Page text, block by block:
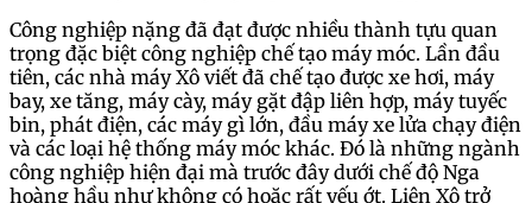
Công nghiệp nặng đã đạt được nhiều thành tựu quan
trọng đặc biệt công nghiệp chế tạo máy móc. Lần đầu
tiên, các nhà máy Xô viết đã chế tạo được xe hơi, máy
bay, xe tăng, máy cày, máy gặt đập liên hợp, máy tuyếc
bin, phát điện, các máy gì lớn, đầu máy xe lửa chạy điện
và các loại hệ thống máy móc khác. Đó là những ngành
công nghiệp hiện đại mà trước đây dưới chế độ Nga
hoàng hầu như không có hoặc rất yếu ớt. Liên Xô trở